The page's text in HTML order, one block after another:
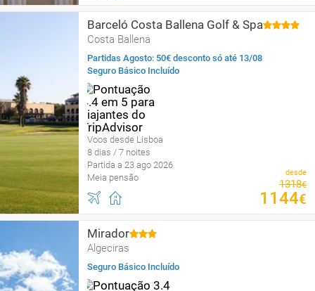
Barceló Costa Ballena Golf & Spa
Costa Ballena
Partidas Agosto: 50€ desconto só até 13/08
Seguro Básico Incluído
Voos desde Lisboa
8 dias / 7 noites
Partida a 23 ago 2026
Meia pensão
desde
1318€
1144€
Mirador
Algeciras
Seguro Básico Incluído